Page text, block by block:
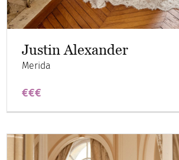
Justin Alexander
Merida
€€€